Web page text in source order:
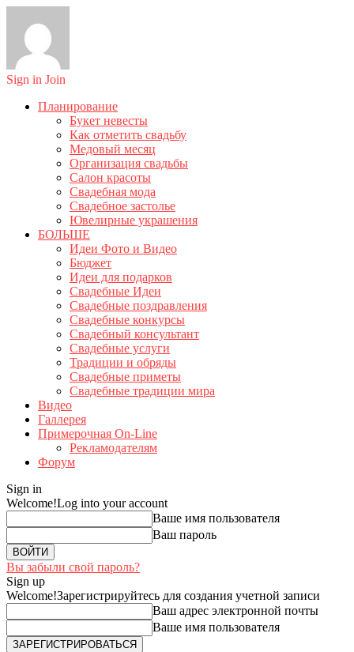
Sign in Join
Планирование
Букет невесты
Как отметить свадьбу
Медовый месяц
Организация свадьбы
Салон красоты
Свадебная мода
Свадебное застолье
Ювелирные украшения
БОЛЬШЕ
Идеи Фото и Видео
Бюджет
Идеи для подарков
Свадебные Идеи
Свадебные поздравления
Свадебные конкурсы
Свадебный консультант
Свадебные услуги
Традиции и обряды
Свадебные приметы
Свадебные традиции мира
Видео
Галлерея
Примерочная On-Line
Рекламодателям
Форум
Sign in
Welcome!Log into your account
Ваше имя пользователя
Ваш пароль
Вы забыли свой пароль?
Sign up
Welcome!Зарегистрируйтесь для создания учетной записи
Ваш адрес электронной почты
Ваше имя пользователя